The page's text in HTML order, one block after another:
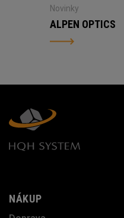
Novinky
ALPEN OPTICS
NÁKUP